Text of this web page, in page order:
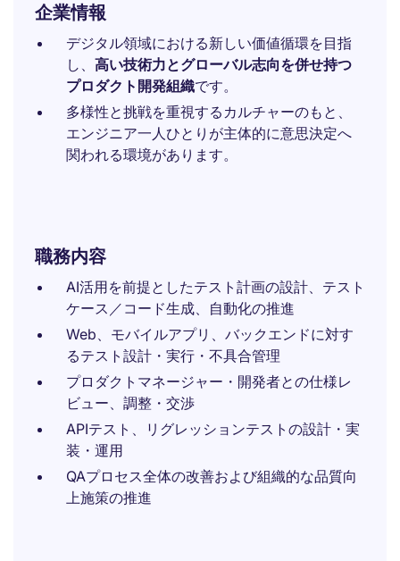
企業情報
デジタル領域における新しい価値循環を目指
し、 高い技術力とグローバル志向を併せ持つ
プロダクト開発組織です。
多様性と挑戦を重視するカルチャーのもと、
エンジニア一人ひとりが主体的に意思決定へ
関われる環境があります。
職務内容
AI活用を前提としたテスト計画の設計、テスト
ケース／コード生成、自動化の推進
Web、モバイルアプリ、バックエンドに対す
るテスト設計・実行・不具合管理
プロダクトマネージャー・開発者との仕様レ
ビュー、調整・交渉
APIテスト、リグレッションテストの設計・実
装・運用
QAプロセス全体の改善および組織的な品質向
上施策の推進